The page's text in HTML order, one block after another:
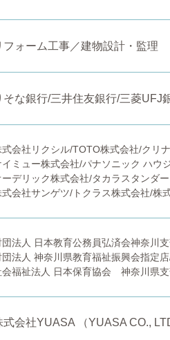
フォーム工事／建物設計・監理
そな銀行/三井住友銀行/三菱UFJ
式会社リクシル/TOTO株式会社/クリ
イミュー株式会社/パナソニック ハウ
ーデリック株式会社/タカラスタンダ
式会社サンゲツ/トクラス株式会社/株
団法人 日本教育公務員弘済会神奈川
団法人 神奈川県教育福祉振興会指定
会福祉法人 日本保育協会 神奈川県
式会社YUASA （YUASA CO.,